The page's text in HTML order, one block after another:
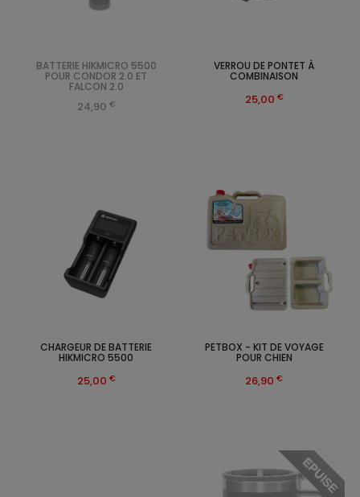
VERROU DE PONTET À
COMBINAISON
25,00 €
PETBOX - KIT DE VOYAGE
POUR CHIEN
26,90 €
EPUISE
CHARGEUR DE BATTERIE
HIKMICRO 5500
25,00 €
BATTERIE HIKMICRO 5500
POUR CONDOR 2.0 ET
FALCON 2.0
24,90 €